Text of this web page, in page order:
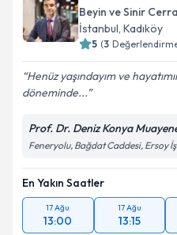
Beyin ve Sinir
İstanbul, Kadıköy
5 (3
Henüz yaşındayım ve
döneminde...
Prof. Dr. Deniz Konya
Feneryolu, Bağdat Caddesi, Ersoy
En Yakın Saatler
17 Ağu
13:00
17 Ağu
13:15